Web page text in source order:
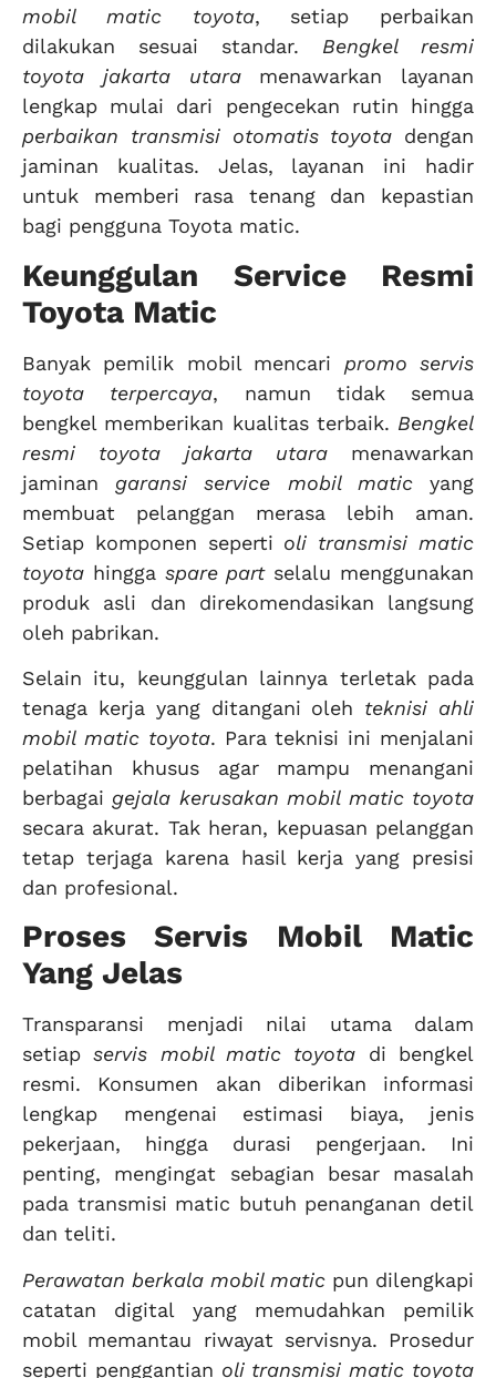
mobil matic toyota, setiap perbaikan
dilakukan sesuai standar. Bengkel resmi
toyota jakarta utaramenawarkan layanan
lengkap mulai dari pengecekan rutin hingga
perbaikan transmisi otomatis toyota dengan
jaminan kualitas. Jelas, layanan ini hadir
untuk memberi rasa tenang dan kepastian
bagi pengguna Toyota matic.
Keunggulan Service Resmi
Toyota Matic
Banyak pemilik mobil mencari promo servis
toyota terpercaya, namun tidak semua
bengkel memberikan kualitas terbaik. Bengkel
resmi toyota jakarta utaramenawarkan
jaminan garansi service mobil maticyang
membuat pelanggan merasa lebih aman.
Setiap komponen seperti oli transmisi matic
toyota hingga spare partselalu menggunakan
produk asli dan direkomendasikan langsung
oleh pabrikan.
Selain itu, keunggulan lainnya terletak pada
tenaga kerja yang ditangani oleh teknisi ahli
mobil matic toyota. Para teknisi ini menjalani
pelatihan khusus agar mampu menangani
berbagai gejala kerusakan mobil matic toyota
secara akurat. Tak heran, kepuasan pelanggan
tetap terjaga karena hasil kerja yang presisi
dan profesional.
Proses Servis Mobil Matic
Yang Jelas
Transparansi menjadi nilai utama dalam
setiapservis mobil matic toyota di bengkel
resmi. Konsumen akan diberikan informasi
lengkap mengenai estimasi biaya, jenis
pekerjaan, hingga durasi pengerjaan. Ini
penting, mengingat sebagian besar masalah
pada transmisi matic butuh penanganan detil
dan teliti.
Perawatan berkala mobil matic pun dilengkapi
catatan digital yang memudahkan pemilik
mobil memantau riwayat servisnya. Prosedur
seperti penggantian oli transmisi matic toyota